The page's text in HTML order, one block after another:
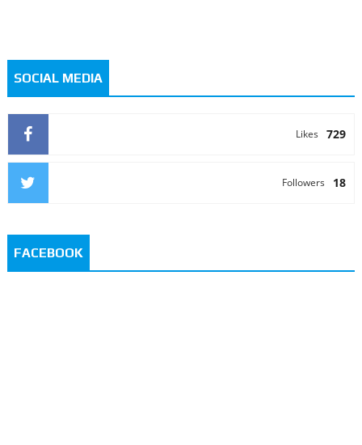
SOCIAL MEDIA
729
Likes
18
Followers
FACEBOOK